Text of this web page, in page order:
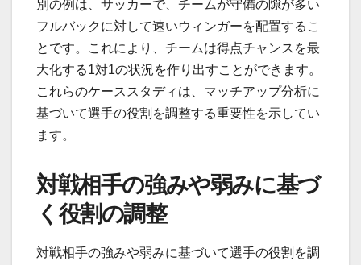
別の例は、サッカーで、チームが守備の隙が多い
フルバックに対して速いウィンガーを配置するこ
とです。これにより、チームは得点チャンスを最
大化する1対1の状況を作り出すことができます。
これらのケーススタディは、マッチアップ分析に
基づいて選手の役割を調整する重要性を示してい
ます。
対戦相手の強みや弱みに基づ
く役割の調整
対戦相手の強みや弱みに基づいて選手の役割を調